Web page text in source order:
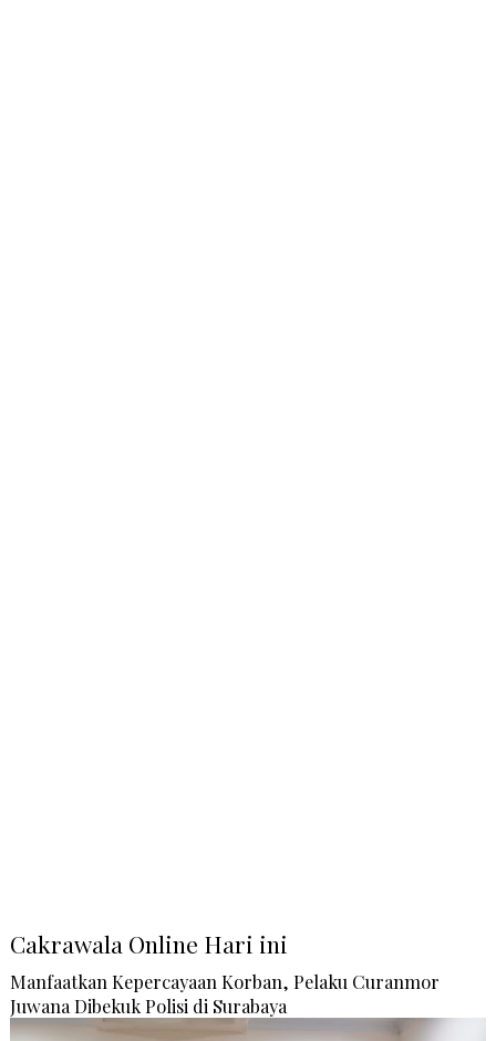
Cakrawala Online Hari ini
Manfaatkan Kepercayaan Korban, Pelaku Curanmor
Juwana Dibekuk Polisi di Surabaya